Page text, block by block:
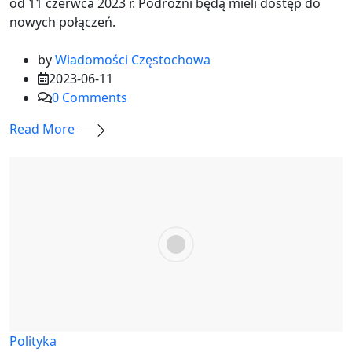
nowych połączeń.
byWiadomości Częstochowa
2023-06-11
0 Comments
Read More
Polityka